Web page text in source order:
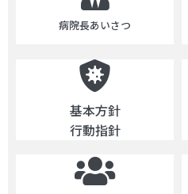
病院長あいさつ
基本方針
行動指針